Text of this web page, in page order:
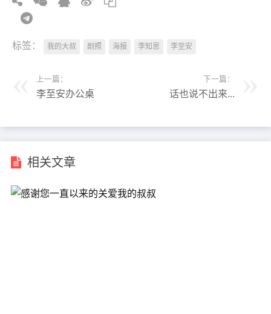
标签： 我的大叔 剧照 海报 李知恩 李至安
上一篇：
李至安办公桌
下一篇：
话也说不出来...
相关文章